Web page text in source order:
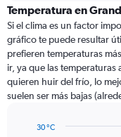
categories.
Range:
12
categories.
chart
has
1
axis
Temperatura en
Si el clima es un factor
gráfico te puede resultar
prefieren temperaturas
ir, ya que las temperaturas
quieren huir del frío, lo
suelen ser más bajas
30 °C